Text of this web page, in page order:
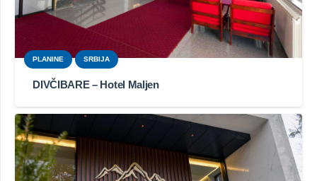
PLANINE SRBIJA
DIVČIBARE – Hotel Maljen